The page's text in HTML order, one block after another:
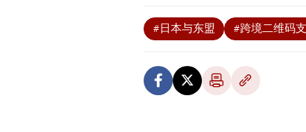
#日本与东盟 #跨境二维码